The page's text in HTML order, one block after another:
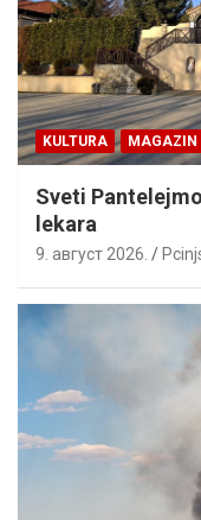
KULTURA MAGAZIN
Sveti
lekara
9. август 2026.